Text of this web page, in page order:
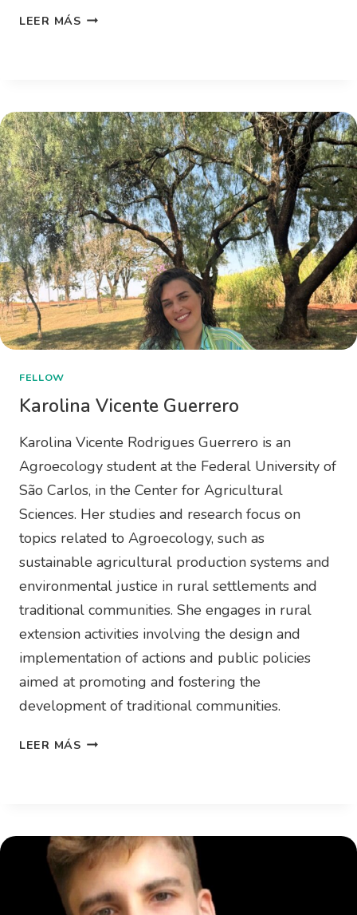
LEER MÁS
FELLOW
Karolina Vicente Guerrero
Karolina Vicente Rodrigues Guerrero is an
Agroecology student at the Federal University of
São Carlos, in the Center for Agricultural
Sciences. Her studies and research focus on
topics related to Agroecology, such as
sustainable agricultural production systems and
environmental justice in rural settlements and
traditional communities. She engages in rural
extension activities involving the design and
implementation of actions and public policies
aimed at promoting and fostering the
development of traditional communities.
LEER MÁS